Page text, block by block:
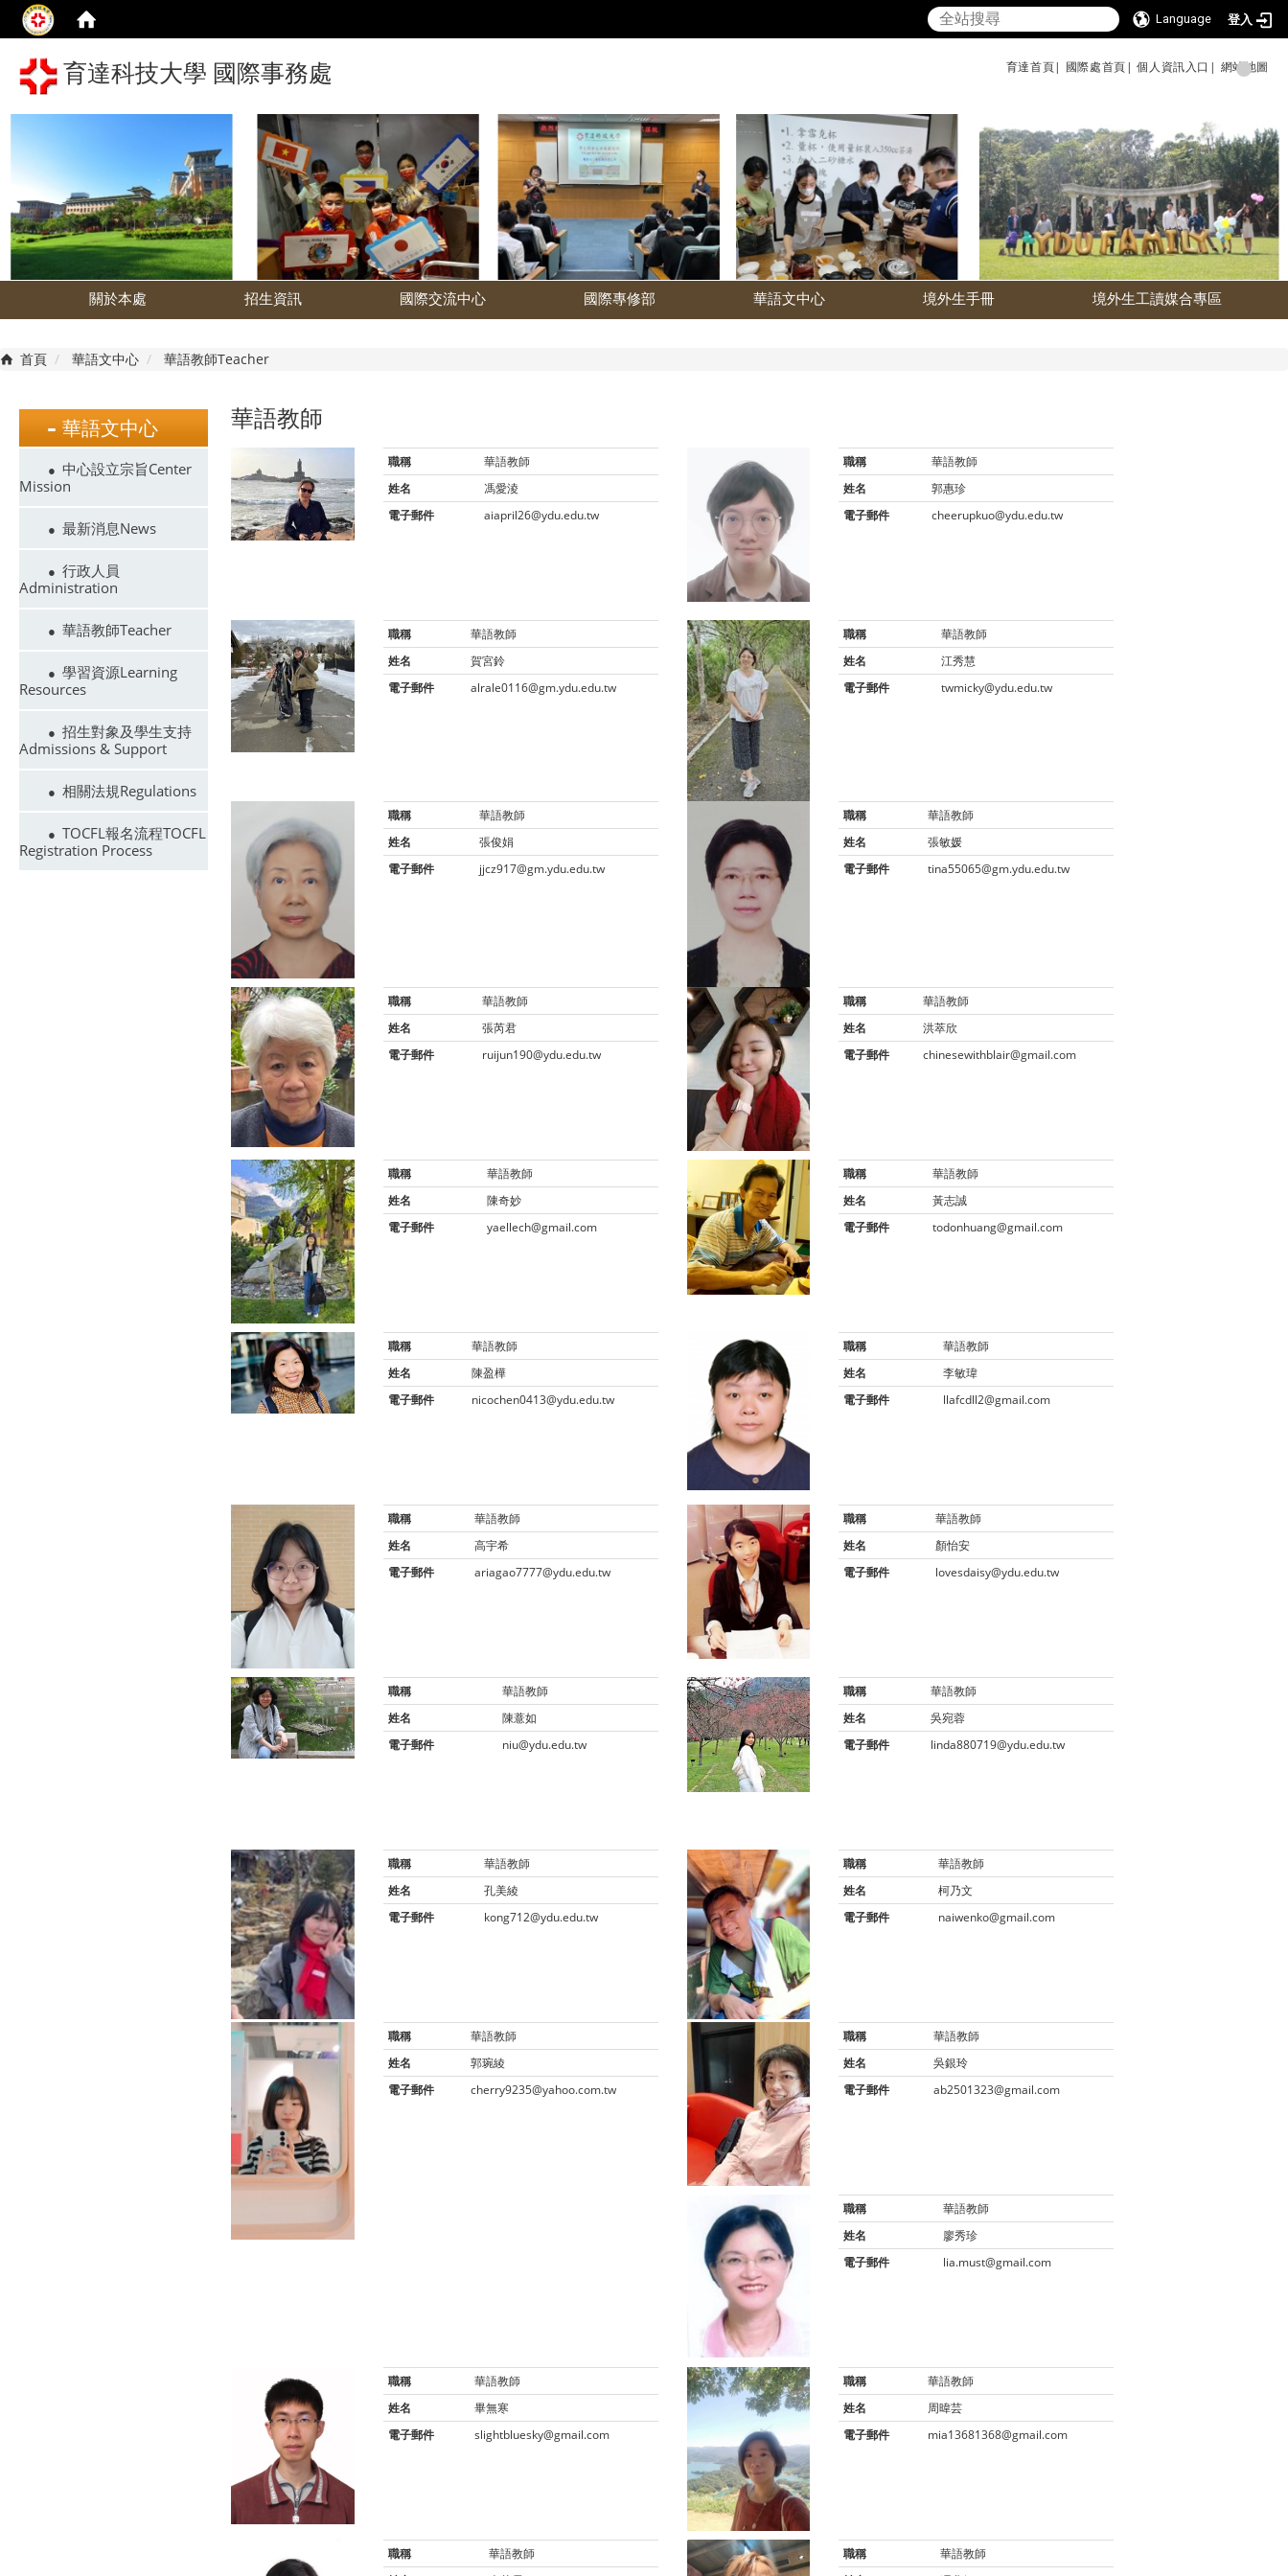
Language 登入
育達科技大學 國際事務處 育達首頁| 國際處首頁| 個人資訊入口| 網站地圖
關於本處 招生資訊 國際交流中心 國際專修部 華語文中心 境外生手冊 境外生工讀媒合專區
首頁 華語文中心 華語教師Teacher
華語文中心
中心設立宗旨Center
Mission
最新消息News
行政人員
Administration
華語教師Teacher
學習資源Learning
Resources
招生對象及學生支持
Admissions & Support
相關法規Regulations
TOCFL報名流程TOCFL
Registration Process
華語教師
職稱
華語教師
姓名
馮愛淩
電子郵件
aiapril26@ydu.edu.tw
職稱
華語教師
姓名
郭惠珍
電子郵件
cheerupkuo@ydu.edu.tw
職稱
華語教師
姓名
賀宮鈴
電子郵件
alrale0116@gm.ydu.edu.tw
職稱
華語教師
姓名
江秀慧
電子郵件
twmicky@ydu.edu.tw
職稱
華語教師
姓名
張俊娟
電子郵件
jjcz917@gm.ydu.edu.tw
職稱
華語教師
姓名
張敏媛
電子郵件
tina55065@gm.ydu.edu.tw
職稱
華語教師
姓名
張芮君
電子郵件
ruijun190@ydu.edu.tw
職稱
華語教師
姓名
洪萃欣
電子郵件
chinesewithblair@gmail.com
職稱
華語教師
姓名
陳奇妙
電子郵件
yaellech@gmail.com
職稱
華語教師
姓名
黃志誠
電子郵件
todonhuang@gmail.com
職稱
華語教師
姓名
陳盈樺
電子郵件
nicochen0413@ydu.edu.tw
職稱
華語教師
姓名
李敏瑋
電子郵件
llafcdll2@gmail.com
職稱
華語教師
姓名
高宇希
電子郵件
ariagao7777@ydu.edu.tw
職稱
華語教師
姓名
顏怡安
電子郵件
lovesdaisy@ydu.edu.tw
職稱
華語教師
姓名
陳薏如
電子郵件
niu@ydu.edu.tw
職稱
華語教師
姓名
吳宛蓉
電子郵件
linda880719@ydu.edu.tw
職稱
華語教師
姓名
孔美綾
電子郵件
kong712@ydu.edu.tw
職稱
華語教師
姓名
柯乃文
電子郵件
naiwenko@gmail.com
職稱
華語教師
姓名
郭琬綾
電子郵件
cherry9235@yahoo.com.tw
職稱
華語教師
姓名
吳銀玲
電子郵件
ab2501323@gmail.com
職稱
華語教師
姓名
廖秀珍
電子郵件
lia.must@gmail.com
職稱
華語教師
姓名
畢無寒
電子郵件
slightbluesky@gmail.com
職稱
華語教師
姓名
周暐芸
電子郵件
mia13681368@gmail.com
職稱
華語教師
職稱
華語教師